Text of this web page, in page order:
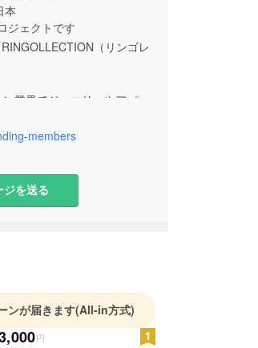
本
ジェクトです
（リンゴレ
業界でジュエリーやアパレ
てきました。一方で、気づ
アイテムに囲まれる日々を
ごモチーフたち。丁寧につ
にいるアイテムに光を当
かし、デザイン性と品質の
けします。そして、この
暮らし」を楽しむ仲間を増
members
ジを送る
ンが届きます(All-in方式)
円